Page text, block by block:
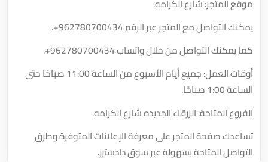
موقع المتجر: شارع الكرامه.
يمكنك التواصل مع المتجر عبر الرقم+962780700434
.
كما يمكنك التواصل من خلال واتساب+962780700434
.
أوقات العمل: جميع أيام الأسبوع من الساعة 11:00 صباحًا حتى
الساعة 1:00 صباحًا.
الفروع المتاحة: الزرقاء الجديده شارع الكرامه.
تساعدك صفحة المتجر على معرفة الإعلانات المتوفرة وطرق
التواصل المتاحة بسهولة عبر سوق دادسترز.